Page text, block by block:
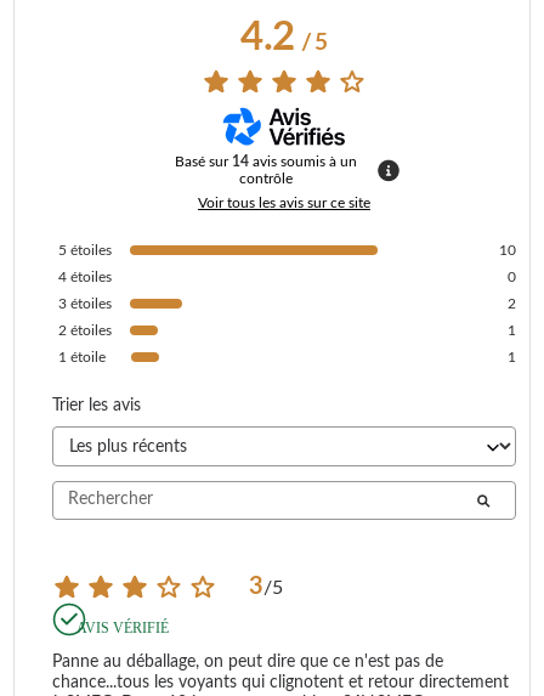
4.2/ 5
Basé sur 14 avis soumis à un
contrôle
Voir tous les avis sur ce site
5 étoiles
10
4 étoiles
0
3 étoiles
2
2 étoiles
1
1 étoile 1
Trier les avis
3/5
AVIS VÉRIFIÉ
Panne au déballage, on peut dire que ce n'est pas de
chance...tous les voyants qui clignotent et retour directement